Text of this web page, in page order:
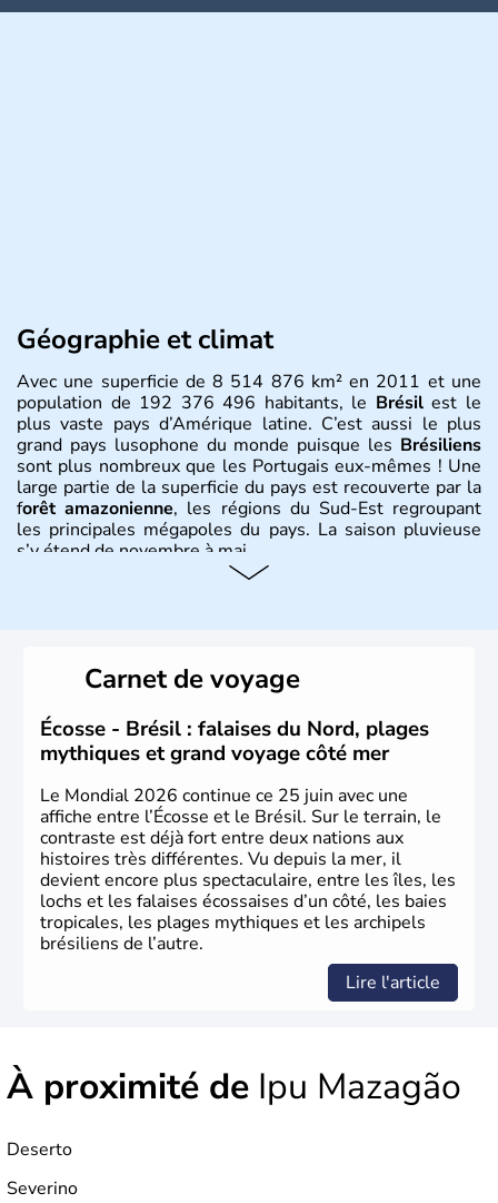
Géographie et climat
Avec une superficie de 8 514 876 km² en 2011 et une
population de 192 376 496 habitants, le Brésilest le
plus vaste pays d’Amérique latine. C’est aussi le plus
grand pays lusophone du monde puisque les Brésiliens
sont plus nombreux que les Portugais eux-mêmes ! Une
large partie de la superficie du pays est recouverte par la
forêt amazonienne, les régions du Sud-Est regroupant
les principales mégapoles du pays. La saison pluvieuse
s’y étend de novembre à mai.
du Brésil ont été atteintes par le portugais Cabral en
1500. Durant le XVIe siècle, de très nombreux esclaves
venus d'Afrique ont permis une large exploitation des
ressources en sucre du pays.
Carnet de voyage
Écosse - Brésil : falaises du Nord, plages
mythiques et grand voyage côté mer
Le Mondial 2026 continue ce 25 juin avec une
affiche entre l’Écosse et le Brésil. Sur le terrain, le
contraste est déjà fort entre deux nations aux
histoires très différentes. Vu depuis la mer, il
devient encore plus spectaculaire, entre les îles, les
lochs et les falaises écossaises d’un côté, les baies
tropicales, les plages mythiques et les archipels
brésiliens de l’autre.
Lire l'article
À proximité de Ipu Mazagão
Deserto
Severino